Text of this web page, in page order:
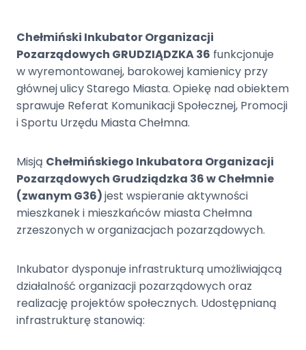
Chełmiński Inkubator Organizacji
Pozarządowych GRUDZIĄDZKA 36 funkcjonuje
w wyremontowanej, barokowej kamienicy przy
głównej ulicy Starego Miasta. Opiekę nad obiektem
sprawuje Referat Komunikacji Społecznej, Promocji
i Sportu Urzędu Miasta Chełmna.
Misją Chełmińskiego Inkubatora Organizacji
Pozarządowych Grudziądzka 36 w Chełmnie
(zwanym G36)jest wspieranie aktywności
mieszkanek i mieszkańców miasta Chełmna
zrzeszonych w organizacjach pozarządowych.
Inkubator dysponuje infrastrukturą umożliwiającą
działalność organizacji pozarządowych oraz
realizację projektów społecznych. Udostępnianą
infrastrukturę stanowią: